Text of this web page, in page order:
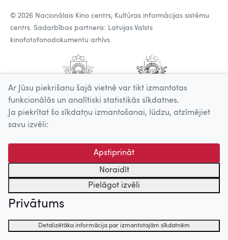
© 2026 Nacionālais Kino centrs, Kultūras informācijas sistēmu
centrs. Sadarbības partneris: Latvijas Valsts
kinofotofonodokumentu arhīvs.
Ar Jūsu piekrišanu šajā vietnē var tikt izmantotas
funkcionālās un analītiski statistikās sīkdatnes.
Ja piekrītat šo sīkdatņu izmantošanai, lūdzu, atzīmējiet
savu izvēli:
Apstiprināt
Noraidīt
Pielāgot izvēli
Privātums
Detalizētāka informācija par izmantotajām sīkdatnēm